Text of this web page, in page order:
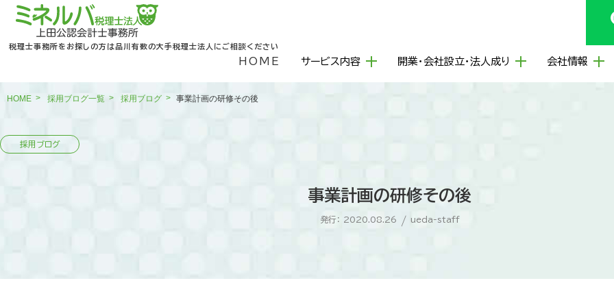
税理士事務所をお探しの方は品川有数の大手税理士法人にご相談ください
HOME サービス内容 開業・会社設立・法人成り 会社情報
HOME 採用ブログ一覧 採用ブログ 事業計画の研修その後
事業計画の研修その後
発行： 2020.08.26 / ueda-staff